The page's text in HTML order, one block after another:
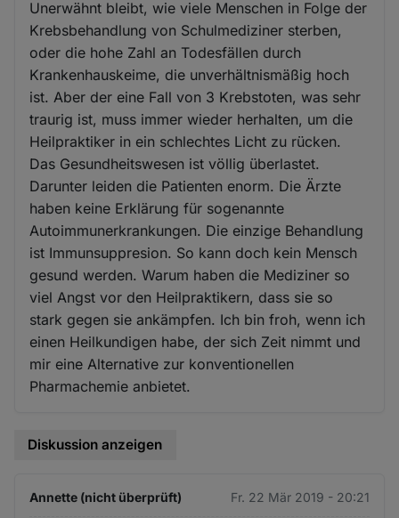
Unerwähnt bleibt, wie viele Menschen in Folge der
Krebsbehandlung von Schulmediziner sterben,
oder die hohe Zahl an Todesfällen durch
Krankenhauskeime, die unverhältnismäßig hoch
ist. Aber der eine Fall von 3 Krebstoten, was sehr
traurig ist, muss immer wieder herhalten, um die
Heilpraktiker in ein schlechtes Licht zu rücken.
Das Gesundheitswesen ist völlig überlastet.
Darunter leiden die Patienten enorm. Die Ärzte
haben keine Erklärung für sogenannte
Autoimmunerkrankungen. Die einzige Behandlung
ist Immunsuppresion. So kann doch kein Mensch
gesund werden. Warum haben die Mediziner so
viel Angst vor den Heilpraktikern, dass sie so
stark gegen sie ankämpfen. Ich bin froh, wenn ich
einen Heilkundigen habe, der sich Zeit nimmt und
mir eine Alternative zur konventionellen
Pharmachemie anbietet.
Diskussion anzeigen
Annette (nicht überprüft) Fr. 22 Mär 2019 - 20:21